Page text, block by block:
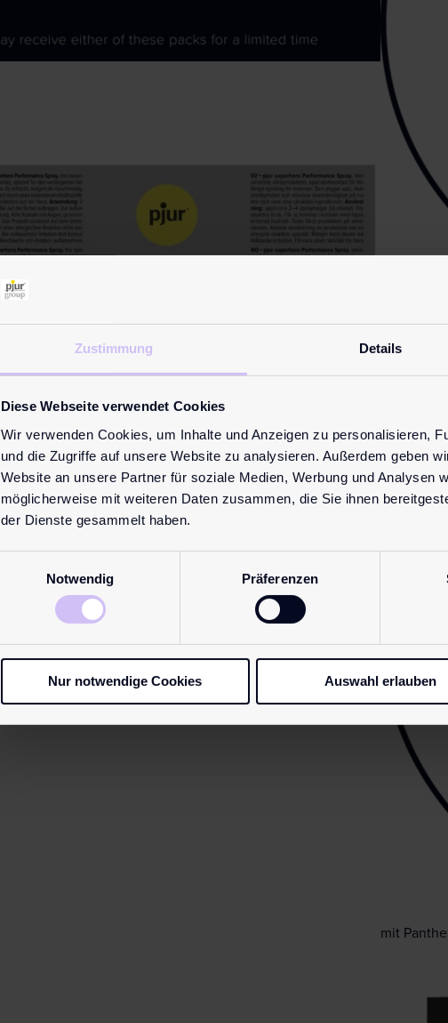
Zustimmung Details
Diese Webseite verwendet Cookies
Wir verwenden Cookies, um Inhalte und Anzeigen zu personalisieren,
und die Zugriffe auf unsere Website zu analysieren. Außerdem geben
Website an unsere Partner für soziale Medien, Werbung und Analysen
möglicherweise mit weiteren Daten zusammen, die Sie ihnen
der Dienste gesammelt haben.
Notwendig
Präferenzen
Nur notwendige Cookies Auswahl erlauben
mit
mit